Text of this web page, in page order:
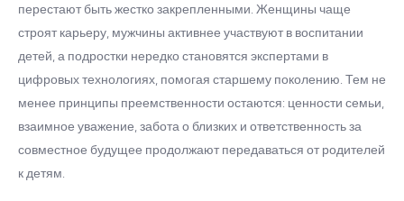
перестают быть жестко закрепленными. Женщины чаще
строят карьеру, мужчины активнее участвуют в воспитании
детей, а подростки нередко становятся экспертами в
цифровых технологиях, помогая старшему поколению. Тем не
менее принципы преемственности остаются: ценности семьи,
взаимное уважение, забота о близких и ответственность за
совместное будущее продолжают передаваться от родителей
к детям.